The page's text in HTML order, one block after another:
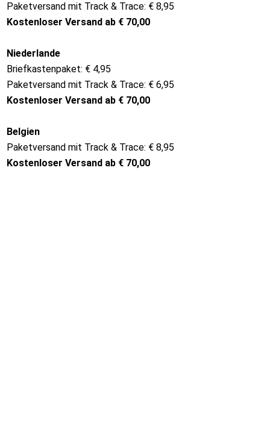
Paketversand mit Track & Trace: € 8,95
Kostenloser Versand ab € 70,00
Niederlande
Briefkastenpaket: € 4,95
Paketversand mit Track & Trace: € 6,95
Kostenloser Versand ab € 70,00
Belgien
Paketversand mit Track & Trace: € 8,95
Kostenloser Versand ab € 70,00